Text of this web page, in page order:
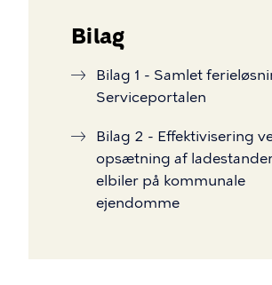
Bilag
Bilag 1 - Samlet
Serviceportalen
Bilag 2 - Effektivisering
opsætning af
elbiler på kommunale
ejendomme